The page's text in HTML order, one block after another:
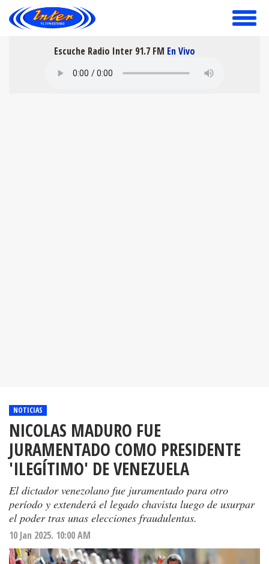
toggle
Escuche Radio Inter 91.7 FM En Vivo
NOTICIAS
NICOLAS MADURO FUE
JURAMENTADO COMO PRESIDENTE
'ILEGÍTIMO' DE VENEZUELA
El dictador venezolano fue juramentado para otro
período y extenderá el legado chavista luego de usurpar
el poder tras unas elecciones fraudulentas.
10 Jan 2025. 10:00 AM